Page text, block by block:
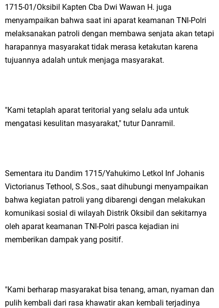
1715-01/Oksibil Kapten Cba Dwi Wawan H. juga
menyampaikan bahwa saat ini aparat keamanan TNI-Polri
melaksanakan patroli dengan membawa senjata akan tetapi
harapannya masyarakat tidak merasa ketakutan karena
tujuannya adalah untuk menjaga masyarakat.
"Kami tetaplah aparat teritorial yang selalu ada untuk
mengatasi kesulitan masyarakat," tutur Danramil.
Sementara itu Dandim 1715/Yahukimo Letkol Inf Johanis
Victorianus Tethool, S.Sos., saat dihubungi menyampaikan
bahwa kegiatan patroli yang dibarengi dengan melakukan
komunikasi sosial di wilayah Distrik Oksibil dan sekitarnya
oleh aparat keamanan TNI-Polri pasca kejadian ini
memberikan dampak yang positif.
"Kami berharap masyarakat bisa tenang, aman, nyaman dan
pulih kembali dari rasa khawatir akan kembali terjadinya